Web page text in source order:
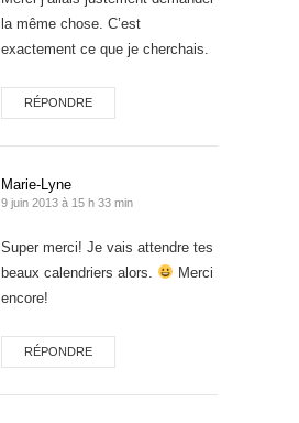
la même chose. C’est
exactement ce que je cherchais.
RÉPONDRE
Marie-Lyne
9 juin 2013 à 15 h 33 min
Super merci! Je vais attendre tes
beaux calendriers alors.
Merci
encore!
RÉPONDRE